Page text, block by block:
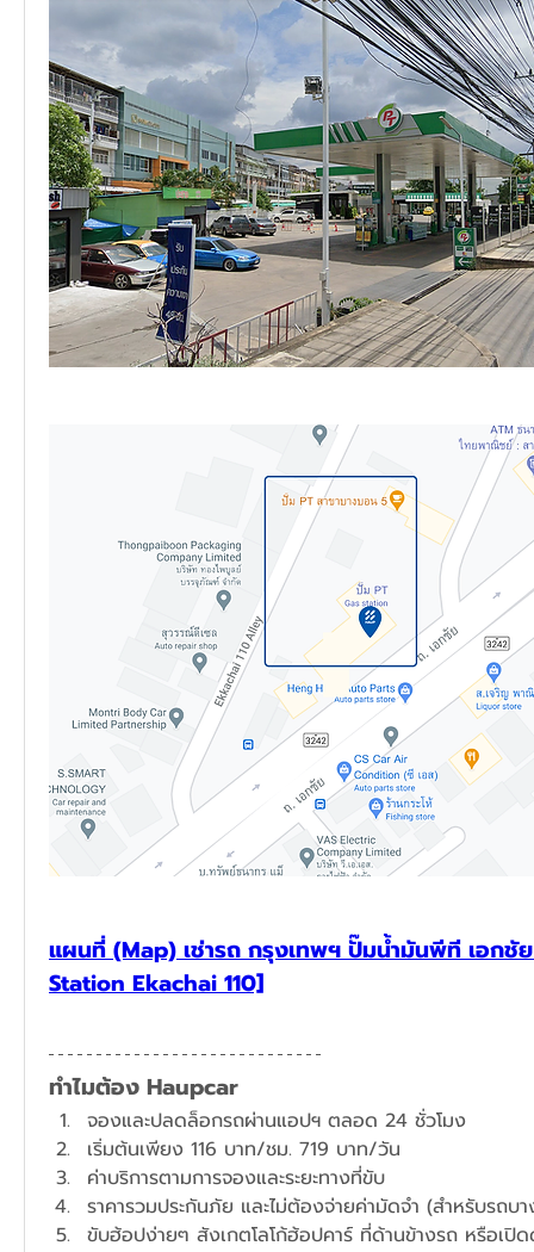
แผนที่ (Map) เช่ารถ กรุงเทพฯ ปั๊มน้ำมันพีที เอกชัย
Station Ekachai 110]
ทำไมต้อง Haupcar
จองและปลดล็อกรถผ่านแอปฯ ตลอด 24 ชั่วโมง
​เริ่มต้นเพียง 116 บาท/ชม. 719 บาท/วัน
ค่าบริการตามการจองและระยะทางที่ขับ
ราคารวมประกันภัย และไม่ต้องจ่ายค่ามัดจำ (สำหรับรถบ
ขับฮ้อปง่ายๆ สังเกตโลโก้ฮ้อปคาร์ ที่ด้านข้างรถ หรือเปิ